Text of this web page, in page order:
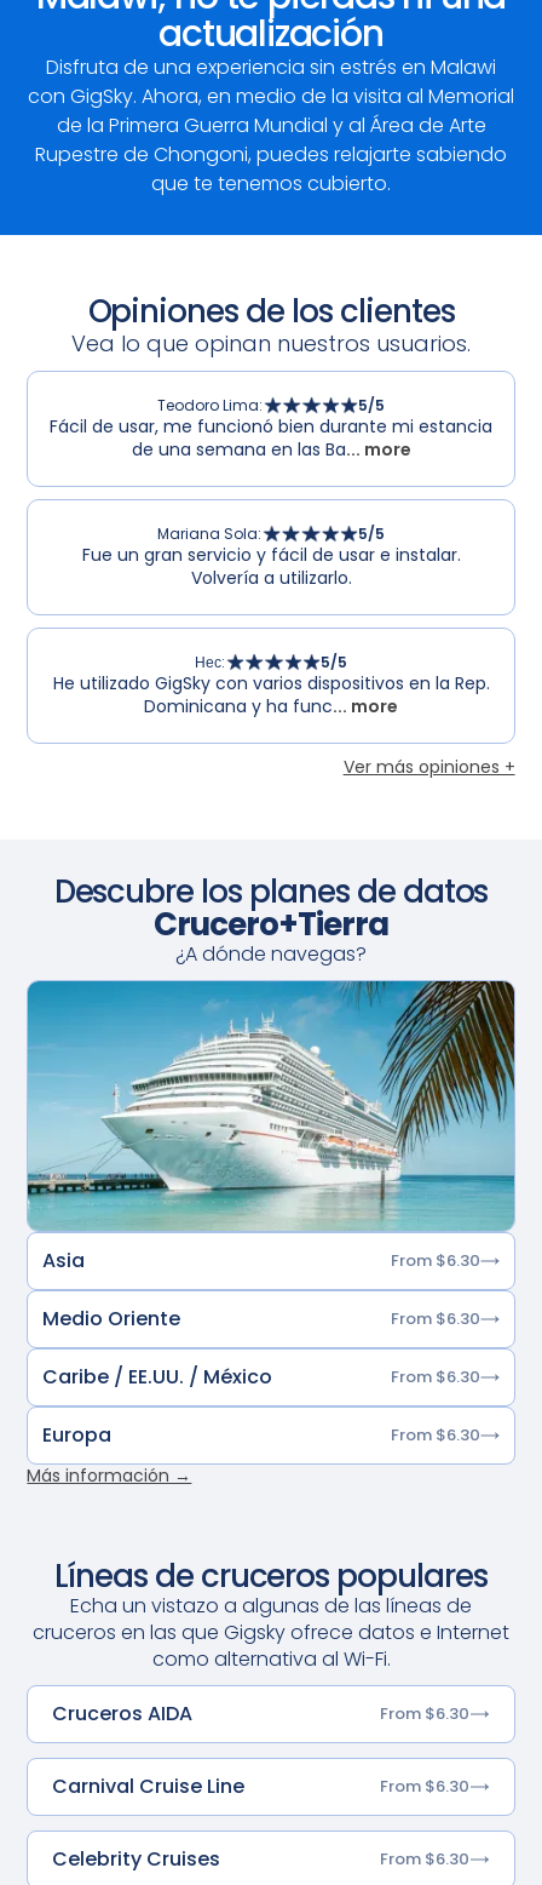
actualización
Disfruta de una experiencia sin estrés en Malawi
con GigSky. Ahora, en medio de la visita al Memorial
de la Primera Guerra Mundial y al Área de Arte
Rupestre de Chongoni, puedes relajarte sabiendo
que te tenemos cubierto.
Opiniones de los clientes
Vea lo que opinan nuestros usuarios.
Teodoro Lima: 5/5
Fácil de usar, me funcionó bien durante mi estancia
de una semana en las Ba... more
Mariana Sola: 5/5
Fue un gran servicio y fácil de usar e instalar.
Volvería a utilizarlo.
Нес: 5/5
He utilizado GigSky con varios dispositivos en la Rep.
Dominicana y ha func... more
Ver más opiniones +
Descubre los planes de datos
Crucero+Tierra
¿A dónde navegas?
Asia From $6.30
Medio Oriente From $6.30
Caribe / EE.UU. / México From $6.30
Europa From $6.30
Más información →
Líneas de cruceros populares
Echa un vistazo a algunas de las líneas de
cruceros en las que Gigsky ofrece datos e Internet
como alternativa al Wi-Fi.
Cruceros AIDA
From $6.30
Carnival Cruise Line From $6.30
Celebrity Cruises From $6.30